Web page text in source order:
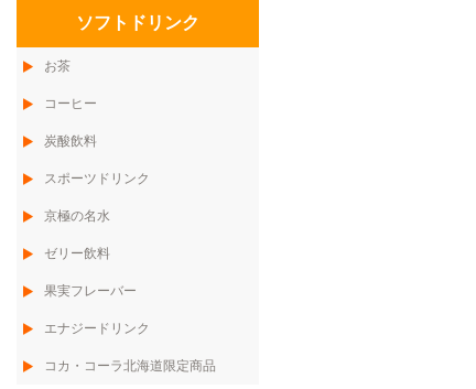
ソフトドリンク
お茶
コーヒー
炭酸飲料
スポーツドリンク
京極の名水
ゼリー飲料
果実フレーバー
エナジードリンク
コカ・コーラ北海道限定商品